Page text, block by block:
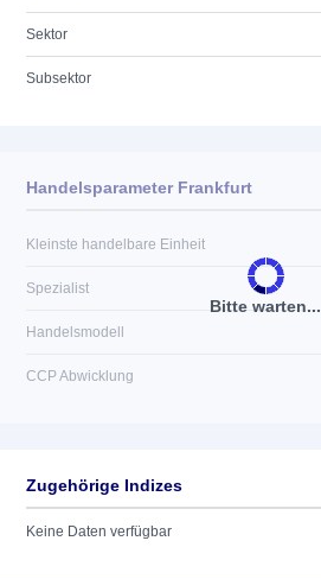
Sektor
Subsektor
Bitte warten...
Handelsparameter Frankfurt
Kleinste handelbare Einheit
Spezialist
Handelsmodell
CCP Abwicklung
Zugehörige Indizes
Keine Daten verfügbar